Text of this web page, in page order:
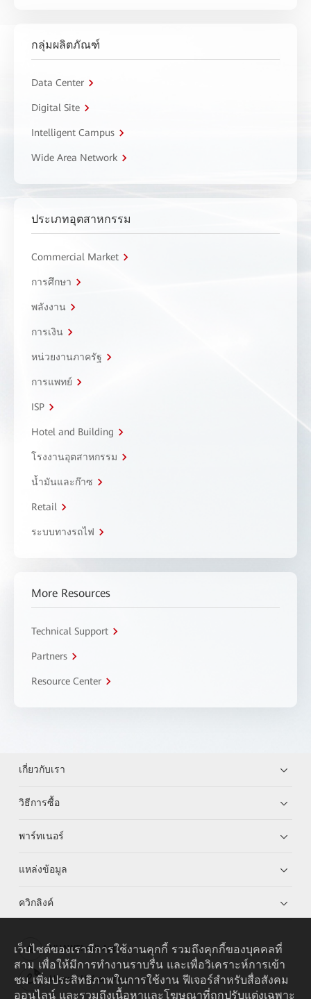
กลุ่มผลิตภัณฑ์
Data Center
Digital Site
Intelligent Campus
Wide Area Network
ประเภทอุตสาหกรรม
Commercial Market
การศึกษา
พลังงาน
การเงิน
หน่วยงานภาครัฐ
การแพทย์
ISP
Hotel and Building
โรงงานอุตสาหกรรม
น้ำมันและก๊าซ
Retail
ระบบทางรถไฟ
More Resources
Technical Support
Partners
Resource Center
เกี่ยวกับเรา
วิธีการซื้อ
พาร์ทเนอร์
แหล่งข้อมูล
ควิกลิงค์
HUAWEI eKit App
Huawei HiKnow App
เว็บไซต์ของเรามีการใช้งานคุกกี้ รวมถึงคุกกี้ของบุคคลที่
สาม เพื่อให้มีการทำงานราบรื่น และเพื่อวิเคราะห์การเข้า
ชม เพิ่มประสิทธิภาพในการใช้งาน ฟีเจอร์สำหรับสื่อสังคม
ออนไลน์ และรวมถึงเนื้อหาและโฆษณาที่ถูกปรับแต่งเฉพาะ